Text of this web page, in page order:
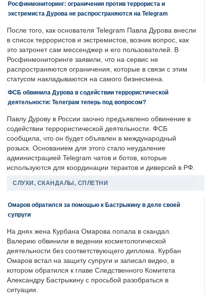
Росфинмониторинг: ограничения против террориста и
экстремиста Дурова не распространяются на Telegram
После того, как основателя Telegram Павла Дурова внесли
в список террористов и экстремистов, возник вопрос, как
это затронет сам мессенджер и его пользователей. В
Росфинмониторинге заявили, что на сервис не
распространяются ограничения, которые в связи с этим
статусом накладываются на самого бизнесмена.
ФСБ обвинила Дурова в содействии террористической
деятельности: Телеграм теперь под вопросом?
Павлу Дурову в России заочно предъявлено обвинение в
содействии террористической деятельности. ФСБ
сообщила, что он будет объявлен в международный
розыск. Основанием для этого стало неудаление
администрацией Telegram чатов и ботов, которые
используются для координации терактов и диверсий в РФ.
СЛУХИ, СКАНДАЛЫ, СПЛЕТНИ
Омаров обратился за помощью к Бастрыкину в деле своей
супруги
На днях жена Курбана Омарова попала в скандал.
Валерию обвинили в ведении косметологической
деятельности без соответствующего диплома. Курбан
Омаров встал на защиту супруги и записал видео, в
котором обратился к главе Следственного Комитета
Александру Бастрыкину с просьбой разобраться в
ситуации.